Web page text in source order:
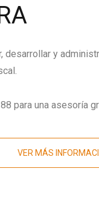
desarrollar y
para una asesoría
VER MÁS